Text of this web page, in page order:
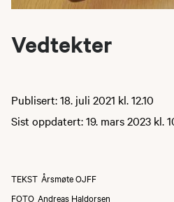
Vedtekter
Publisert: 18. juli 2021 kl. 12.10
Sist oppdatert: 19. mars 2023 kl.
TEKST Årsmøte OJFF
FOTO Andreas Haldorsen